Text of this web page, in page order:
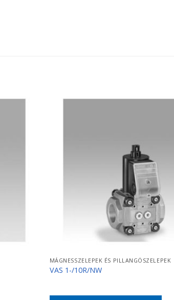
MÁGNESSZELEPEK ÉS PILLANGÓSZELEPEK
VAS 1-/10R/NW